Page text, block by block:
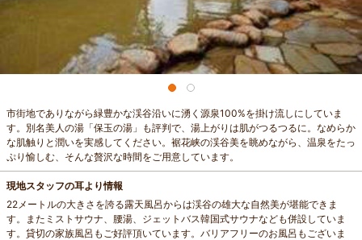
市街地でありながら緑豊かな渓谷沿いに湧く源泉100%を掛け流しにしていま
す。別名美人の湯「保玉の湯」も評判で、湯上がりは肌がつるつるに。なめらか
な肌触りと潤いを実感してください。裾花峡の渓谷美を眺めながら、温泉をたっ
ぷり愉しむ、そんな贅沢な時間をご用意しています。
現地スタッフの耳より情報
22メートルの大きさを誇る露天風呂からは渓谷の雄大な自然美が堪能できま
す。またミストサウナ、腰湯、ジェットバス韓国式サウナなども併設していま
す。貸切の家族風呂もご好評頂いています。バリアフリーのお風呂もございま